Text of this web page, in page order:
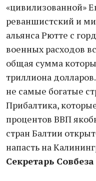
«цивилизованной»
реваншистский и
альянса Рютте с
военных расходов
общая сумма
триллиона
не самые богатые
Прибалтика,
процентов ВВП
стран Балтии
напасть на
Секретарь